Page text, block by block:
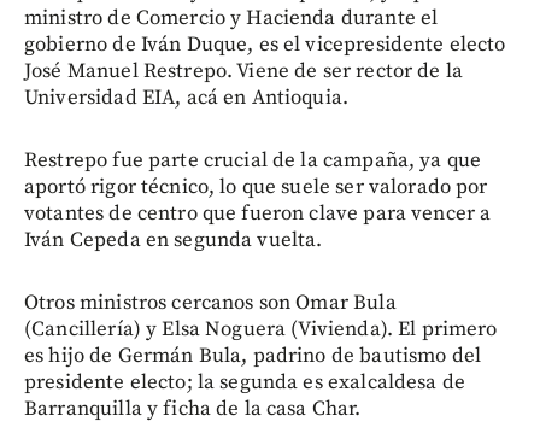
ministro de Comercio y Hacienda durante el
gobierno de Iván Duque, es el vicepresidente electo
José Manuel Restrepo. Viene de ser rector de la
Universidad EIA, acá en Antioquia.
Restrepo fue parte crucial de la campaña, ya que
aportó rigor técnico, lo que suele ser valorado por
votantes de centro que fueron clave para vencer a
Iván Cepeda en segunda vuelta.
Otros ministros cercanos son Omar Bula
(Cancillería) y Elsa Noguera (Vivienda). El primero
es hijo de Germán Bula, padrino de bautismo del
presidente electo; la segunda es exalcaldesa de
Barranquilla y ficha de la casa Char.